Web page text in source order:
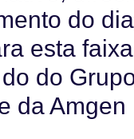
do
esta
do
da